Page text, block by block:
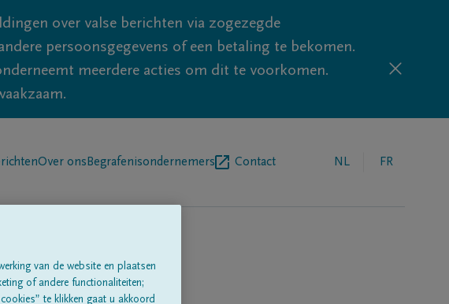
over valse berichten via zogezegde
persoonsgegevens of een betaling te bekomen.
meerdere acties om dit te voorkomen.
Over ons Begrafenisondernemers Contact NL FR
van de website en plaatsen
of andere functionaliteiten;
te klikken gaat u akkoord